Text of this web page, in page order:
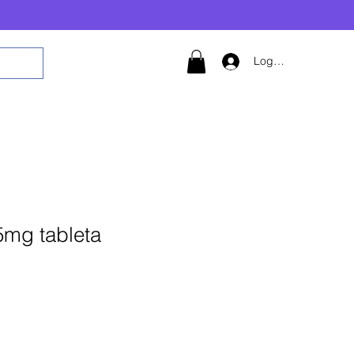
Logg inn
tableta